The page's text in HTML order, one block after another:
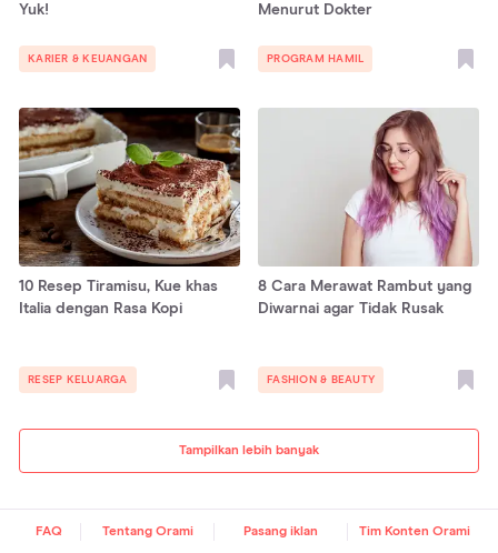
Tampilkan lebih banyak
Yuk!
KARIER & KEUANGAN
Menurut Dokter
PROGRAM HAMIL
10 Resep Tiramisu, Kue khas
Italia dengan Rasa Kopi
RESEP KELUARGA
8 Cara Merawat Rambut yang
Diwarnai agar Tidak Rusak
FASHION & BEAUTY
FAQ Tentang Orami Pasang iklan Tim Konten Orami